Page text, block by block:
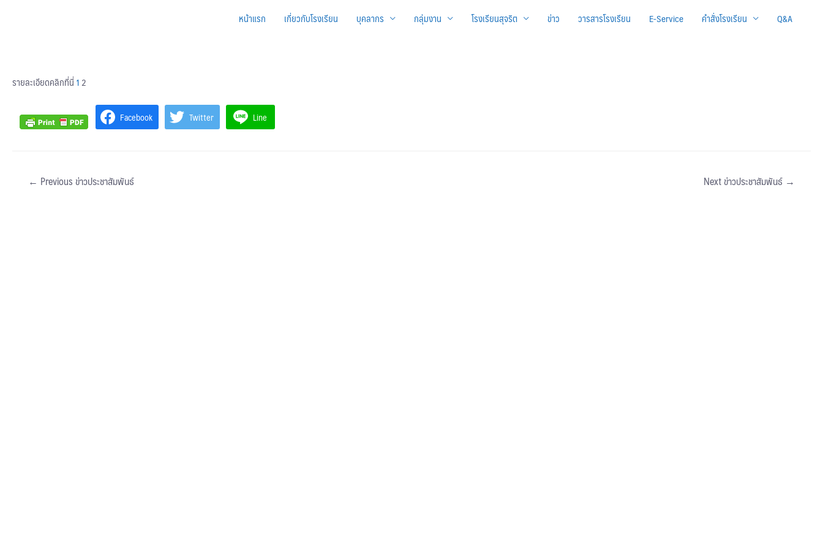
หน้าแรก เกี่ยวกับโรงเรียน บุคลากร กลุ่มงาน โรงเรียนสุจริต ข่าว วารสารโรงเรียน E-Service คำสั่งโรงเรียน Q&A
รายละเอียดคลิกที่นี่ 12
Facebook Twitter Line
← Previous ข่าวประชาสัมพันธ์ Next ข่าวประชาสัมพันธ์ →